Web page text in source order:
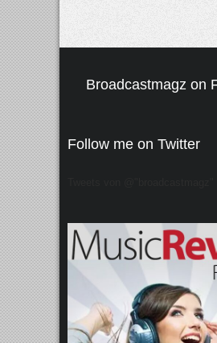
Broadcastmagz on
Follow me on Twitter